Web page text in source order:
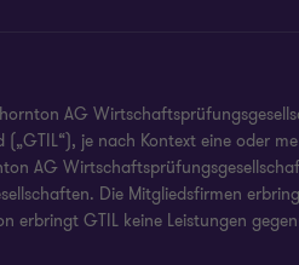
AG
je nach Kontext eine oder
AG
Die Mitgliedsfirmen
erbringt GTIL keine Leistungen